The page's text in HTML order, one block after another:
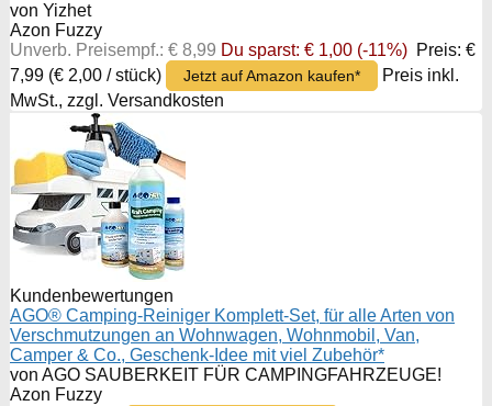
von Yizhet
Azon Fuzzy
Unverb. Preisempf.: € 8,99 Du sparst: € 1,00 (-11%) Preis: €
7,99 (€ 2,00 / stück) Jetzt auf Amazon kaufen*
Preis inkl.
MwSt., zzgl. Versandkosten
Kundenbewertungen
AGO® Camping-Reiniger Komplett-Set, für alle Arten von
Verschmutzungen an Wohnwagen, Wohnmobil, Van,
Camper & Co., Geschenk-Idee mit viel Zubehör*
von AGO SAUBERKEIT FÜR CAMPINGFAHRZEUGE!
Azon Fuzzy